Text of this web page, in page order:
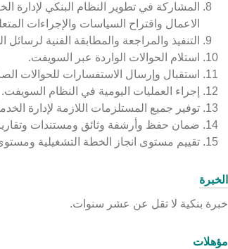
المشاركة في تطوير النظام البنكي لإدارة
الاعمال واقتراح السياسات والإجراءات
التنفيذ والمراجعة والمطابقة الفنية
استلام الحوالات الواردة عبر السويفت.
استقبال وإرسال الاستفسارات للحوالات
إجراء العمليات اليومية في النظام السويفت.
توفير جميع المستلزمات اللازمة لإدارة
ضمان حفظ وأرشفة وثائق ومستندات وتقارير
تقييم مستوى انجاز الخطة التشغيلية
الخبرة
خبرة بنكية لا تقل عن عشر سنوات.
مؤهلات